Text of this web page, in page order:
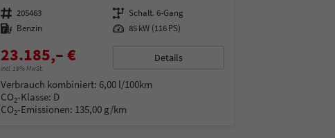
Fahrzeugnummer 205463 Getriebe Schalt. 6-Gang
Kraftstoff Benzin Leistung 85 kW (116 PS)
23.185,– €
incl. 19% MwSt.
Details
Verbrauch kombiniert: 6,00 l/100km
CO2-Klasse: D
CO2-Emissionen: 135,00 g/km